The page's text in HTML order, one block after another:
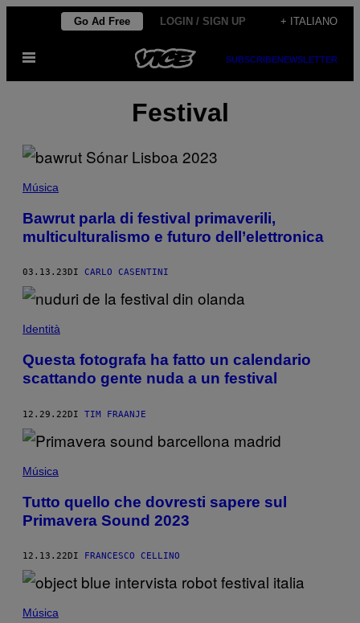
contenuto
Go Ad Free LOGIN / SIGN UP + ITALIANO
Apri
menu
SUBSCRIBENEWSLETTER
Festival
Música
Bawrut parla di festival primaverili,
multiculturalismo e futuro dell’elettronica
03.13.23 DI CARLO CASENTINI
Identità
Questa fotografa ha fatto un calendario
scattando gente nuda a un festival
12.29.22DI TIM FRAANJE
Música
Tutto quello che dovresti sapere sul
Primavera Sound 2023
12.13.22 DI FRANCESCO CELLINO
Música